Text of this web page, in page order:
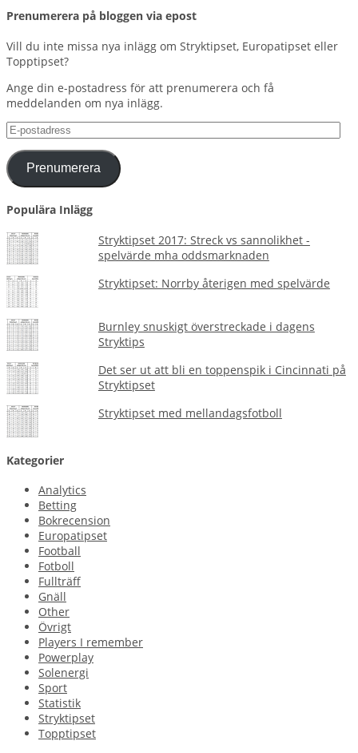
Prenumerera på bloggen via epost
Vill du inte missa nya inlägg om Stryktipset, Europatipset eller
Topptipset?
Ange din e-postadress för att prenumerera och få
meddelanden om nya inlägg.
E-
postadress
Prenumerera
Populära Inlägg
Stryktipset 2017: Streck vs sannolikhet -
spelvärde mha oddsmarknaden
Stryktipset: Norrby återigen med spelvärde
Burnley snuskigt överstreckade i dagens
Stryktips
Det ser ut att bli en toppenspik i Cincinnati på
Stryktipset
Stryktipset med mellandagsfotboll
Kategorier
Analytics
Betting
Bokrecension
Europatipset
Football
Fotboll
Fullträff
Gnäll
Other
Övrigt
Players I remember
Powerplay
Solenergi
Sport
Statistik
Stryktipset
Topptipset